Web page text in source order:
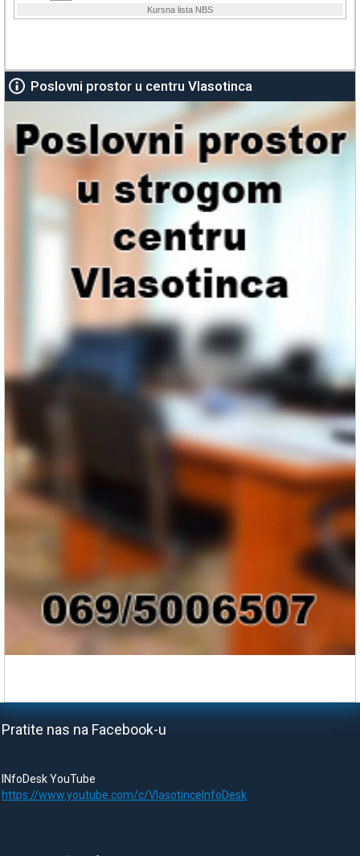
Poslovni prostor u centru Vlasotinca
Pratite nas na Facebook-u
INfoDesk YouTube
https://www.youtube.com/c/VlasotinceInfoDesk